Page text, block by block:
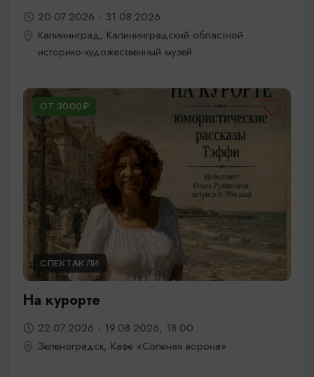
20.07.2026 - 31.08.2026
Калининград, Калининградский областной
историко-художественный музей
ОТ 3000₽
СПЕКТАКЛИ
На курорте
22.07.2026 - 19.08.2026, 18:00
Зеленоградск, Кафе «Соленая ворона»